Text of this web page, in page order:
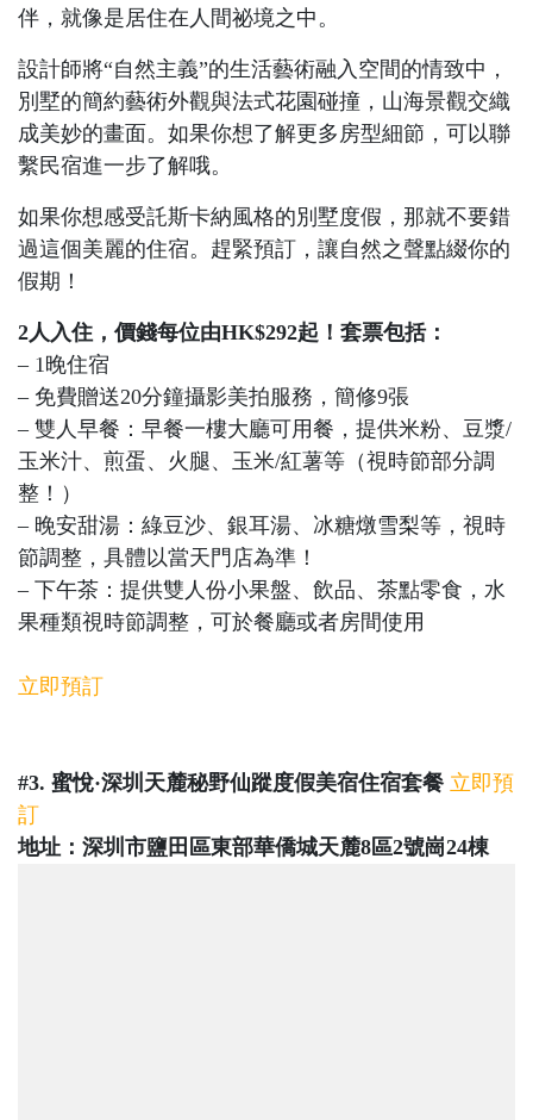
伴，就像是居住在人間祕境之中。
設計師將“自然主義”的生活藝術融入空間的情致中，
別墅的簡約藝術外觀與法式花園碰撞，山海景觀交織
成美妙的畫面。如果你想了解更多房型細節，可以聯
繫民宿進一步了解哦。
如果你想感受託斯卡納風格的別墅度假，那就不要錯
過這個美麗的住宿。趕緊預訂，讓自然之聲點綴你的
假期！
2人入住，價錢每位由HK$292起！套票包括：
– 1晚住宿
– 免費贈送20分鐘攝影美拍服務，簡修9張
– 雙人早餐：早餐一樓大廳可用餐，提供米粉、豆漿/
玉米汁、煎蛋、火腿、玉米/紅薯等（視時節部分調
整！）
– 晚安甜湯：綠豆沙、銀耳湯、冰糖燉雪梨等，視時
節調整，具體以當天門店為準！
– 下午茶：提供雙人份小果盤、飲品、茶點零食，水
果種類視時節調整，可於餐廳或者房間使用
立即預訂
#3. 蜜悅·深圳天麓秘野仙蹤度假美宿住宿套餐 立即預
訂
地址：深圳市鹽田區東部華僑城天麓8區2號崗24棟